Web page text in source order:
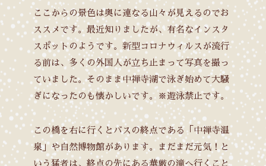
ここからの景色は奥に連なる山々が見えるのでお
ススメです。最近知りましたが、有名なインスタ
スポットのようです。新型コロナウィルスが流行
る前は、多くの外国人が立ち止まって写真を撮っ
ていました。そのまま中禅寺湖で泳ぎ始めて大騒
ぎになったのも懐かしいです。※遊泳禁止です。
この橋を右に行くとバスの終点である「中禅寺温
泉」や自然博物館があります。まだまだ元気！と
いう猛者は、終点の先にある華厳の滝へ行くこと